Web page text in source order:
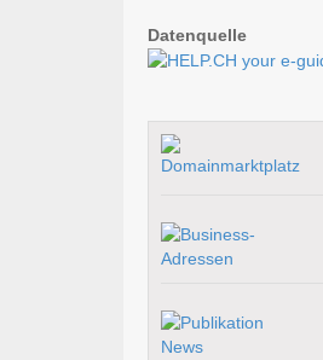
Datenquelle